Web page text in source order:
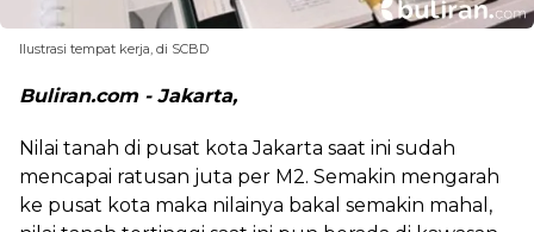
Ilustrasi tempat kerja, di SCBD
Buliran.com - Jakarta,
Nilai tanah di pusat kota Jakarta saat ini sudah
mencapai ratusan juta per M2. Semakin mengarah
ke pusat kota maka nilainya bakal semakin mahal,